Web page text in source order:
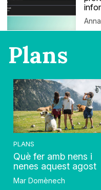
Plans
PLANS
Què fer amb nens i
nenes aquest agost
Mar Domènech